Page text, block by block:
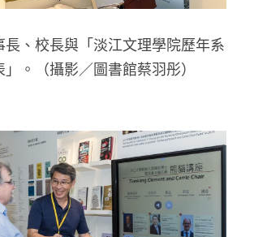
長、校長與 「淡江文理學院歷年系
。（攝影／圖書館蔡羽彤）